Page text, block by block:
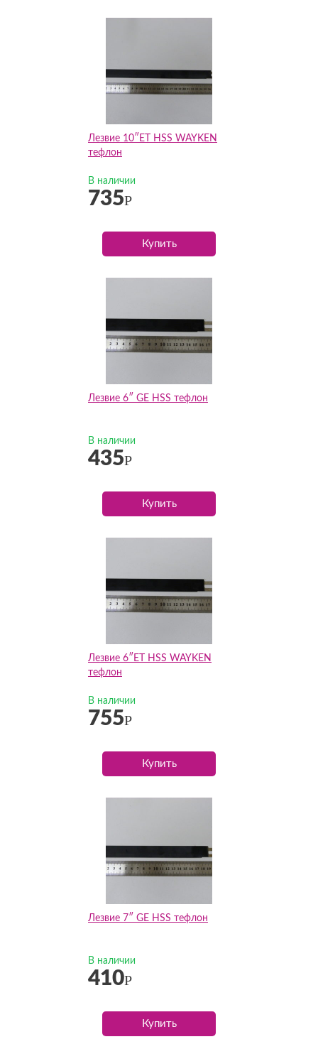
Лезвие 10″ET HSS WAYKEN
тефлон
В наличии
735Р
Купить
Лезвие 6″ GE HSS тефлон
В наличии
435Р
Купить
Лезвие 6″ET HSS WAYKEN
тефлон
В наличии
755Р
Купить
Лезвие 7″ GE HSS тефлон
В наличии
410Р
Купить